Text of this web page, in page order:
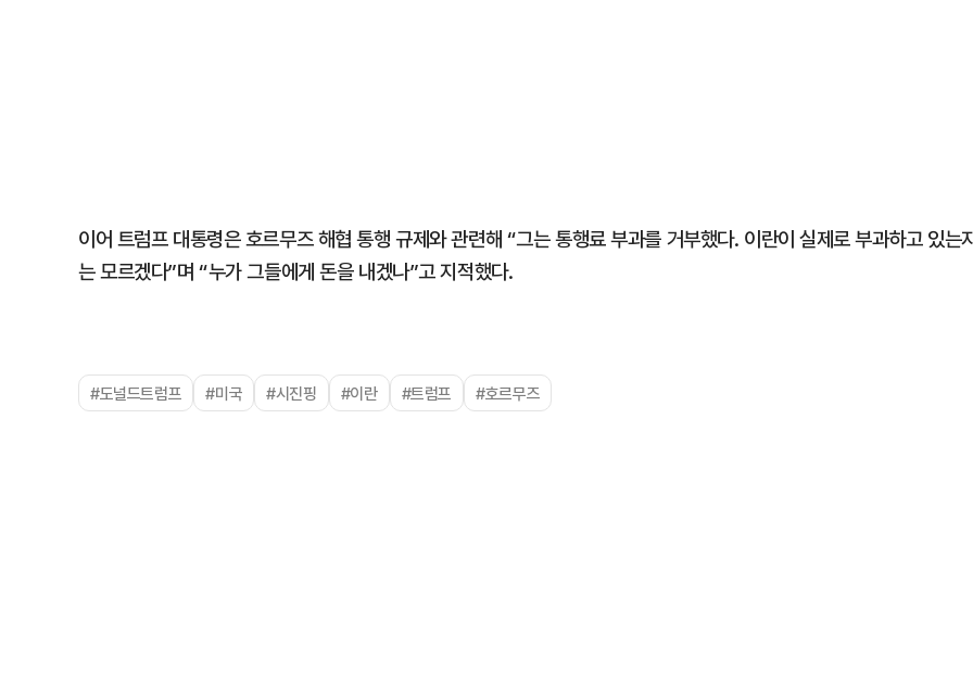
이어 트럼프 대통령은 호르무즈 해협 통행 규제와 관련해 “그는 통행료 부과를 거부했다. 이란이 실제로 부과하고 있는
는 모르겠다”며 “누가 그들에게 돈을 내겠나”고 지적했다.
#도널드트럼프 #미국 #시진핑 #이란 #트럼프 #호르무즈